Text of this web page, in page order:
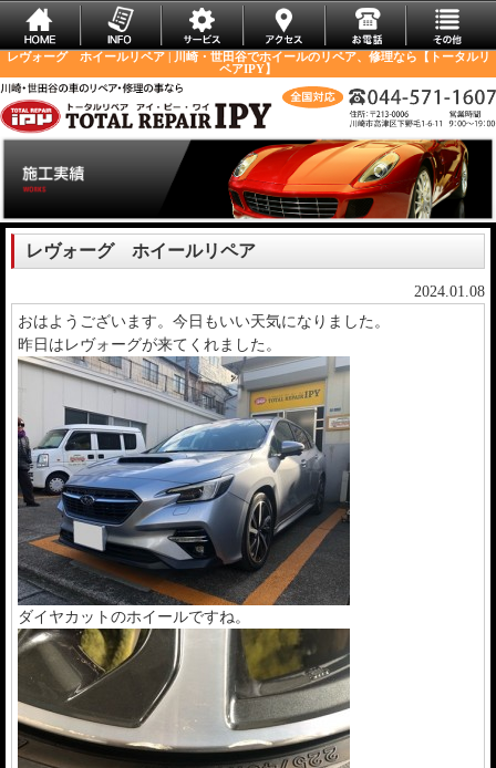
レヴォーグ ホイールリペア | 川崎・世田谷でホイールのリペア、修理なら【トータルリ
ペアIPY】
レヴォーグ ホイールリペア
2024.01.08
おはようございます。今日もいい天気になりました。
昨日はレヴォーグが来てくれました。
ダイヤカットのホイールですね。